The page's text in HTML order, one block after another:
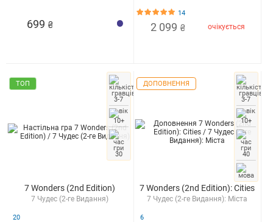
699 ₴
14
2 099 ₴ очікується
7 Wonders (2nd Edition)
7 Чудес (2-ге Видання)
3-7
10+
30
ТОП
20
7 Wonders (2nd Edition): Cities
7 Чудес (2-ге Видання): Міста
3-7
10+
40
ДОПОВНЕННЯ
6